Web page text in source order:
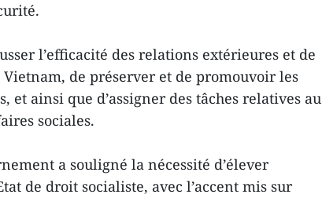
l’efficacité des relations extérieures et de
de préserver et de promouvoir les
et ainsi que d’assigner des tâches relatives au
sociales.
a souligné la nécessité d’élever
de droit socialiste, avec l’accent mis sur